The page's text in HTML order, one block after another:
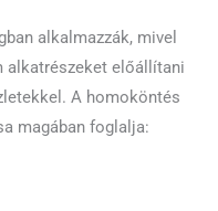
alkalmazzák, mivel
alkatrészeket előállítani
A homoköntés
magában foglalja: